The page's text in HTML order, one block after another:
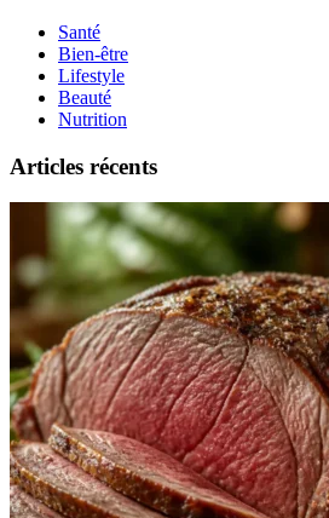
Santé
Bien-être
Lifestyle
Beauté
Nutrition
Articles récents